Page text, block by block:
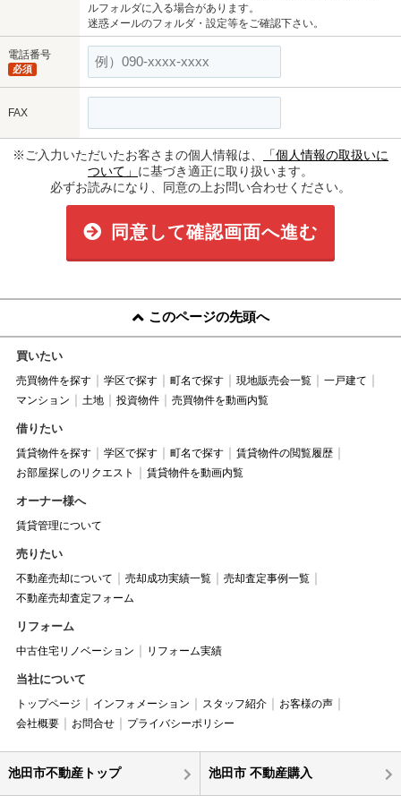
ルフォルダに入る場合があります。
迷惑メールのフォルダ・設定等をご確認下さい。
電話番号
必須
FAX
※ご入力いただいたお客さまの個人情報は、
「個人情報の取扱いに
ついて」 に基づき適正に取り扱います。
必ずお読みになり、同意の上お問い合わせください。
同意して確認画面へ進む
このページの先頭へ
買いたい
売買物件を探す 学区で探す 町名で探す 現地販売会一覧
一戸建て
マンション
土地 投資物件 売買物件を動画内覧
借りたい
賃貸物件を探す 学区で探す 町名で探す
賃貸物件の閲覧履歴
お部屋探しのリクエスト
賃貸物件を動画内覧
オーナー様へ
賃貸管理について
売りたい
不動産売却について 売却成功実績一覧
売却査定事例一覧
不動産売却査定フォーム
リフォーム
中古住宅リノベーション リフォーム実績
当社について
トップページ インフォメーション スタッフ紹介
お客様の声
会社概要
お問合せ プライバシーポリシー
池田市不動産トップ 池田市 不動産購入